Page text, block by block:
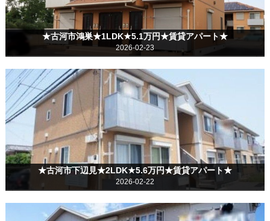
★古河市鴻巣★1LDK★5.1万円★賃貸アパート★
2026-02-23
★古河市下辺見★2LDK★5.6万円★賃貸アパート★
2026-02-22